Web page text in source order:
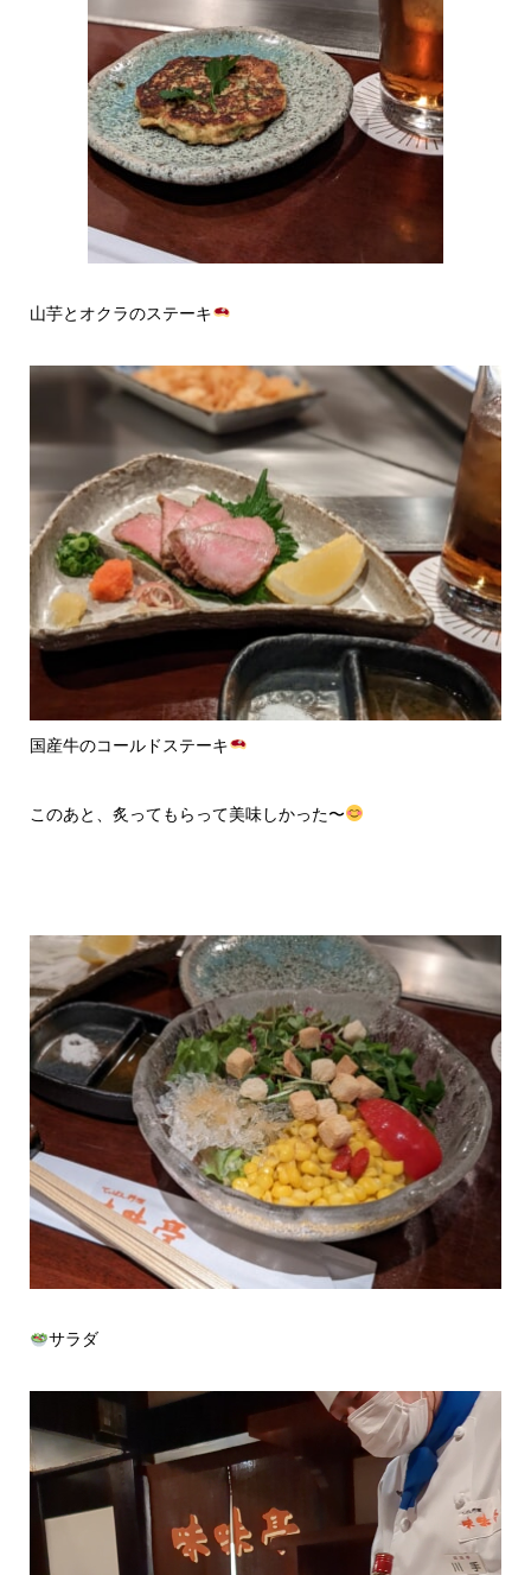
山芋とオクラのステーキ
国産牛のコールドステーキ
このあと、炙ってもらって美味しかった〜
サラダ
画
プ
レ